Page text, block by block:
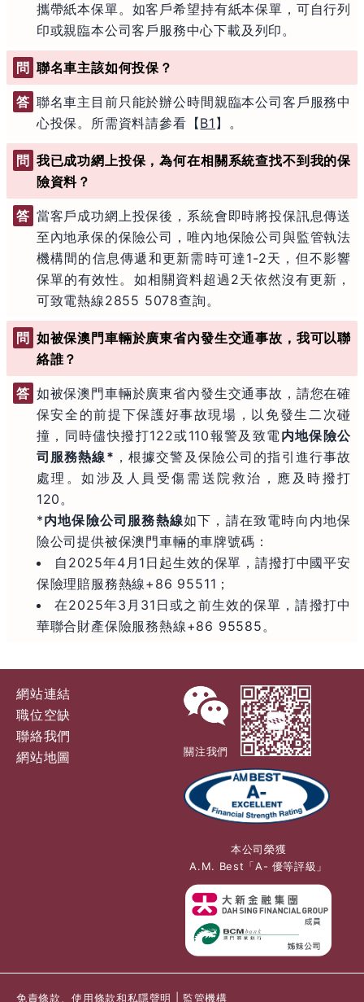
攜帶紙本保單。如客戶希望持有紙本保單，可自行列
印或親臨本公司客戶服務中心下載及列印。
問 聯名車主該如何投保？
答 聯名車主目前只能於辦公時間親臨本公司客戶服務中
心投保。所需資料請參看【B1 】。
問 我已成功網上投保，為何在相關系統查找不到我的保
險資料？
答 當客戶成功網上投保後，系統會即時將投保訊息傳送
至內地承保的保險公司，唯內地保險公司與監管執法
機構間的信息傳遞和更新需時可達1-2天，但不影響
保單的有效性。如相關資料超過2天依然沒有更新，
可致電熱線2855 5078查詢。
問 如被保澳門車輛於廣東省內發生交通事故，我可以聯
絡誰？
答 如被保澳門車輛於廣東省內發生交通事故，請您在確
保安全的前提下保護好事故現場，以免發生二次碰
撞，同時儘快撥打122或110報警及致電内地保險公
司服務熱線* ，根據交警及保險公司的指引進行事故
處理。如涉及人員受傷需送院救治，應及時撥打
120。
*内地保險公司服務熱線如下，請在致電時向内地保
險公司提供被保澳門車輛的車牌號碼：
自2025年4月1日起生效的保單，請撥打中國平安
保險理賠服務熱線+86 95511；
在2025年3月31日或之前生效的保單，請撥打中
華聯合財產保險服務熱線+86 95585。
網站連結
職位空缺
聯絡我們
網站地圖
關注我們
本公司榮獲
A.M. Best「A- 優等評級」
免責條款、使用條款和私隱聲明 監管機構